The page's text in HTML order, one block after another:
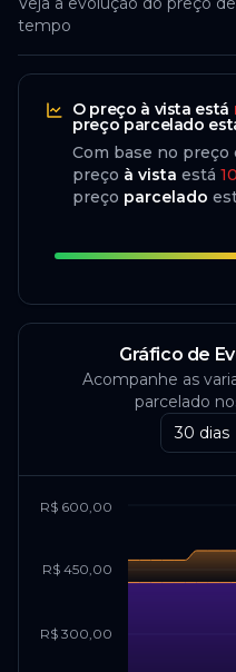
tempo
O preço à vista está
preço parcelado
Com base no preço
preço à vista está 10
preço parcelado
Gráfico de
Acompanhe as
parcelado
30 dias
R$ 300,00
R$ 450,00
R$ 600,00